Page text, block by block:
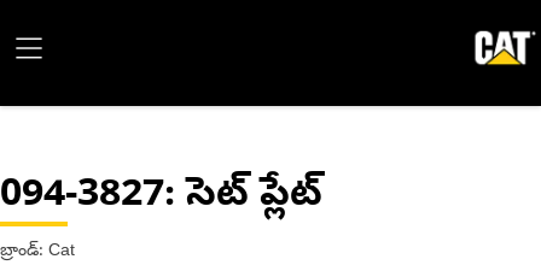
094-3827: సెట్ ప్లేట్
బ్రాండ్: Cat